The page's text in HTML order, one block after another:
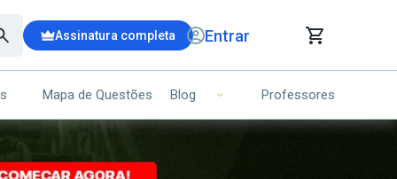
Assinatura completa Entrar
DE COMPRAS
(00)
Mapa de Questões Blog Professores